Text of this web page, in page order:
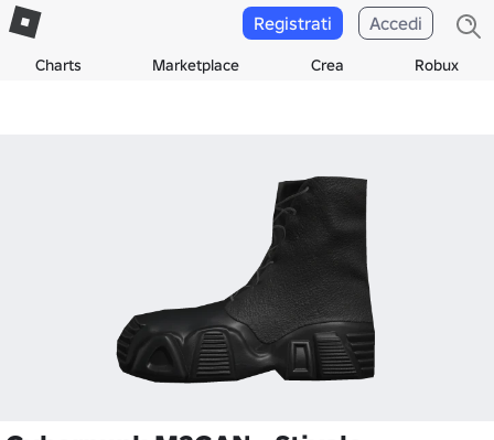
Charts Marketplace Crea Robux
Registrati Accedi